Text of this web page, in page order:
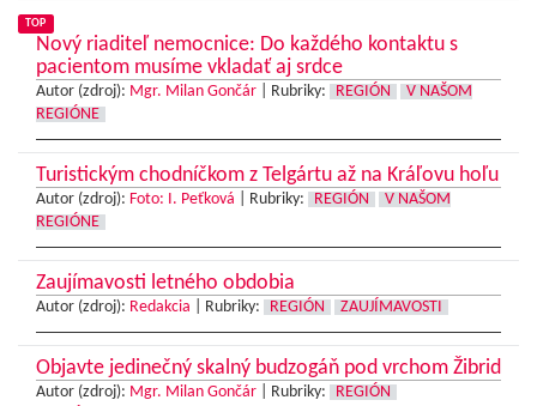
TOP
Nový riaditeľ nemocnice: Do každého kontaktu s
pacientom musíme vkladať aj srdce
Autor (zdroj): Mgr. Milan Gončár Rubriky: REGIÓN
V NAŠOM
REGIÓNE
Turistickým chodníčkom z Telgártu až na Kráľovu hoľu
Autor (zdroj): Foto: I. Peťková Rubriky: REGIÓN
V NAŠOM
REGIÓNE
Zaujímavosti letného obdobia
Autor (zdroj): Redakcia Rubriky: REGIÓN ZAUJÍMAVOSTI
Objavte jedinečný skalný budzogáň pod vrchom Žibrid
Autor (zdroj): Mgr. Milan Gončár Rubriky:
REGIÓN